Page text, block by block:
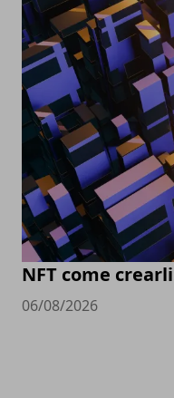
NFT come
06/08/2026